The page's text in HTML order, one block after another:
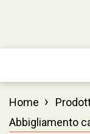
Home ›
Abbigliamento